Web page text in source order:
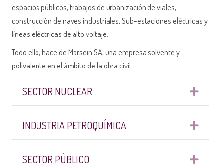
espacios públicos, trabajos de urbanización de viales,
construcción de naves industriales, Sub-estaciones eléctricas y
líneas eléctricas de alto voltaje.
Todo ello, hace de Marsein SA, una empresa solvente y
polivalente en el ámbito de la obra civil.
SECTOR NUCLEAR
INDUSTRIA PETROQUÍMICA
SECTOR PÚBLICO